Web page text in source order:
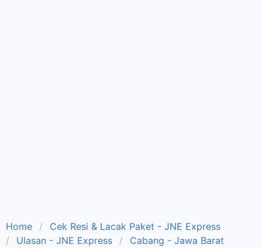
Home
Cek Resi & Lacak Paket - JNE Express
Ulasan - JNE Express
Cabang - Jawa Barat